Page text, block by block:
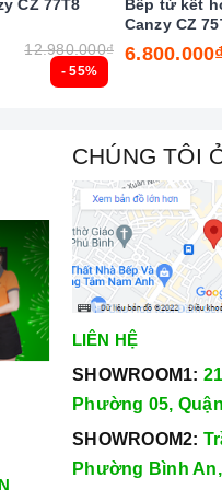
- 55%
CZ 77T8
12.980.000₫
Bếp từ kết
Canzy CZ
CHÚNG TÔI
LIÊN HỆ
SHOWROOM1:
Phường 05,
SHOWROOM2:
Phường Bình